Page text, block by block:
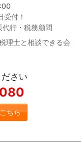
付！
行・税務顧問
理士と相談できる会
さい
ちら